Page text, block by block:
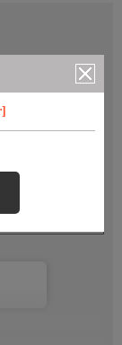
有料)のご契約が